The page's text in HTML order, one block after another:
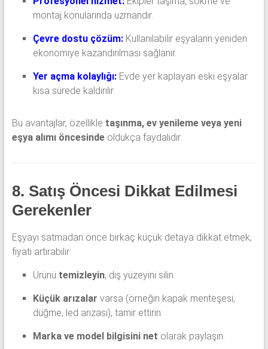
montaj konularında uzmandır.
Çevre dostu çözüm:Kullanılabilir eşyaların yeniden
ekonomiye kazandırılması sağlanır.
Yer açma kolaylığı:Evde yer kaplayan eski eşyalar
kısa sürede kaldırılır.
Bu avantajlar, özellikle taşınma, ev yenileme veya yeni
eşya alımı öncesindeoldukça faydalıdır.
8. Satış Öncesi Dikkat Edilmesi
Gerekenler
Eşyayı satmadan önce birkaç küçük detaya dikkat etmek,
fiyatı artırabilir:
Ürünü temizleyin, dış yüzeyini silin.
Küçük arızalar varsa (örneğin kapak menteşesi,
düğme, led arızası), tamir ettirin.
Marka ve model bilgisini net olarak paylaşın.